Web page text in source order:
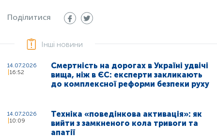
Поділитися
Інші новини
14.07.2026
16:52
Смертність на дорогах в Україні удвічі
вища, ніж в ЄС: експерти закликають
до комплексної реформи безпеки руху
14.07.2026
10:09
Техніка «поведінкова активація»: як
вийти з замкненого кола тривоги та
апатії